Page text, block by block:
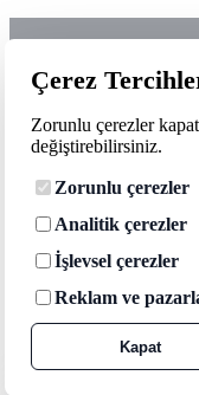
Çerez
Zorunlu çerezler
değiştirebilirsiniz.
Zorunlu çerezler
Analitik çerezler
İşlevsel çerezler
Reklam ve
Kapat